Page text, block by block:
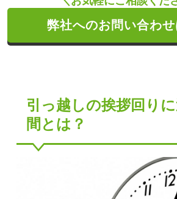
弊社へのお問い合わ
引っ越しの挨拶回り
間とは？